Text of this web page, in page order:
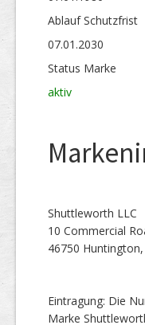
Ablauf Schutzfrist
07.01.2030
Status Marke
aktiv
Shuttleworth LLC
10 Commercial
46750
Eintragung: Die
Marke